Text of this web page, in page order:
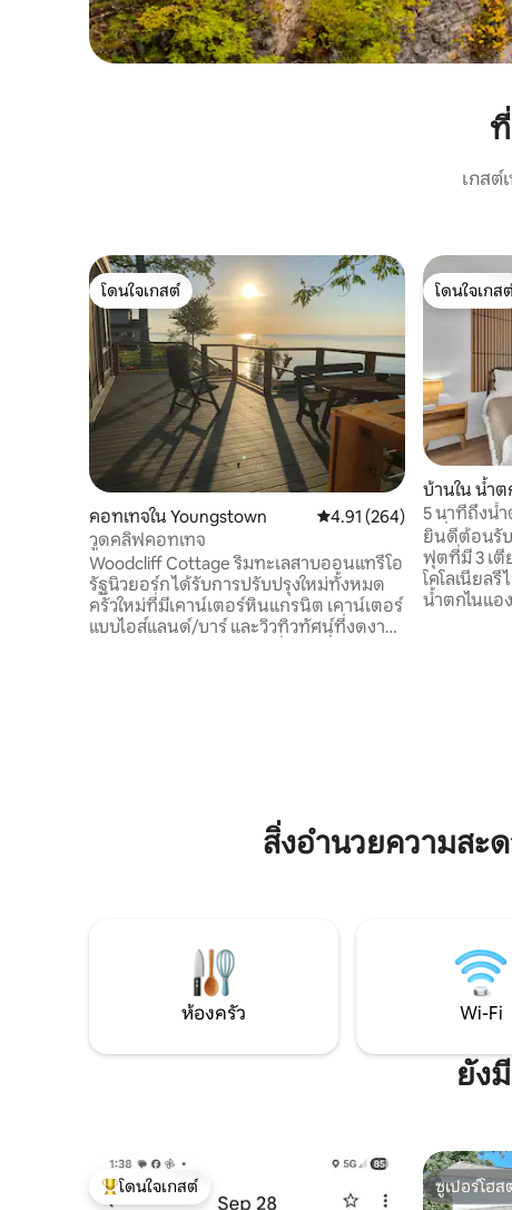
เกสต์
โดนใจเกสต์
โดนใจเกสต์
คอทเทจใน Youngstown คะแนนเฉลี่ย 4.91 จาก 5,
4.91 (264)
วูดคลิฟคอทเทจ
Woodcliff Cottage ริมทะเลสาบออนแทรีโอ
รัฐนิวยอร์ก ได้รับการปรับปรุงใหม่ทั้งหมด
ครัวใหม่ที่มีเคาน์เตอร์หินแกรนิต เคาน์เตอร์
แบบไอส์แลนด์/บาร์ และวิวทิวทัศน์ที่งดงาม
Shell Cottage ที่อยู่ติดกันด้วย ขับรถ 20
โดนใจเกสต์
โดนใจเกส
บ้านใน น้ำต
5 นาทีถึงน้ำ
เครื่องเล่น
ยินดีต้อนรับ
ฟุตที่มี 3 เตี
โคโลเนียลรี
น้ำตกไนแอ
สิ่งอำนวยความสะ
ห้องครัว Wi-Fi
ยัง
โดนใจเกสต์ที่สุด
โดนใจเกสต์
ซูเปอร์โฮส
ซูเปอร์โฮส